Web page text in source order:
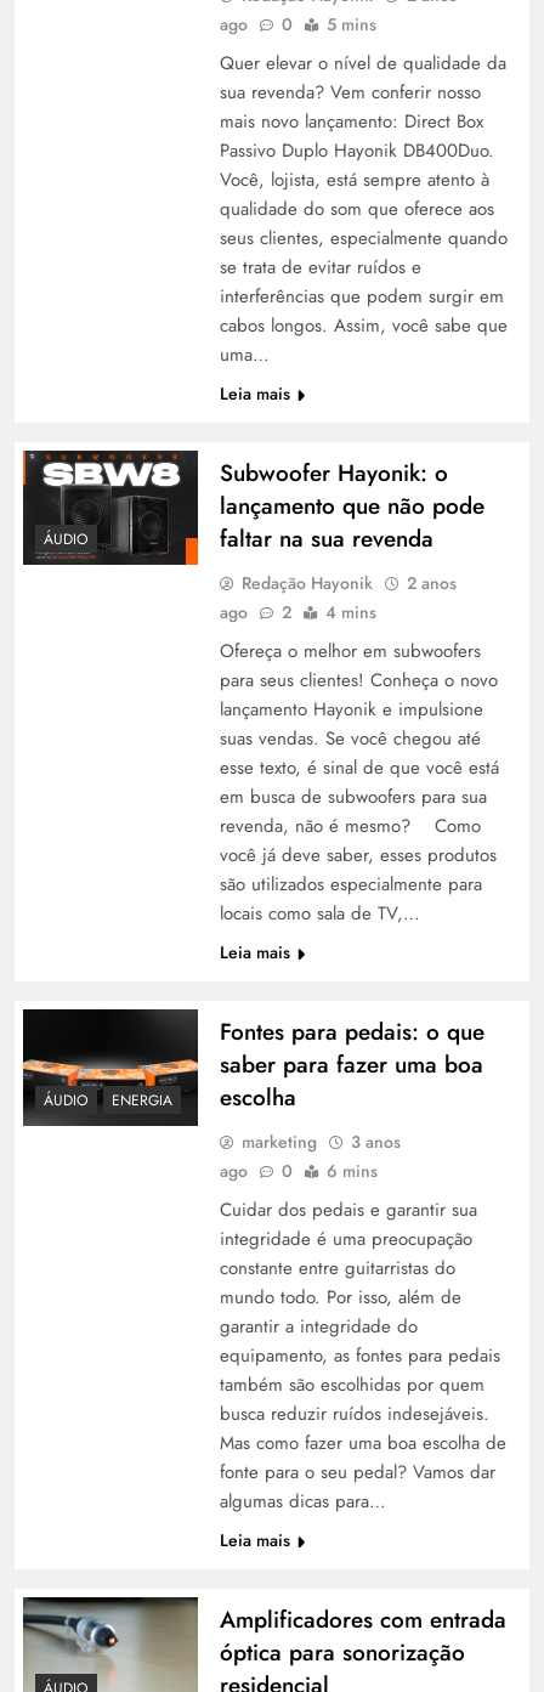
ago
0 5 mins
Quer elevar o nível de qualidade da
sua revenda? Vem conferir nosso
mais novo lançamento: Direct Box
Passivo Duplo Hayonik DB400Duo.
Você, lojista, está sempre atento à
qualidade do som que oferece aos
seus clientes, especialmente quando
se trata de evitar ruídos e
interferências que podem surgir em
cabos longos. Assim, você sabe que
uma…
Leia mais
ÁUDIO
Subwoofer Hayonik: o
lançamento que não pode
faltar na sua revenda
Redação Hayonik
2 anos
ago
2 4 mins
Ofereça o melhor em subwoofers
para seus clientes! Conheça o novo
lançamento Hayonik e impulsione
suas vendas. Se você chegou até
esse texto, é sinal de que você está
em busca de subwoofers para sua
revenda, não é mesmo? Como
você já deve saber, esses produtos
são utilizados especialmente para
locais como sala de TV,…
Leia mais
ÁUDIO ENERGIA
Fontes para pedais: o que
saber para fazer uma boa
escolha
marketing
3 anos
ago
0 6 mins
Cuidar dos pedais e garantir sua
integridade é uma preocupação
constante entre guitarristas do
mundo todo. Por isso, além de
garantir a integridade do
equipamento, as fontes para pedais
também são escolhidas por quem
busca reduzir ruídos indesejáveis.
Mas como fazer uma boa escolha de
fonte para o seu pedal? Vamos dar
algumas dicas para…
Leia mais
Amplificadores com entrada
óptica para sonorização
residencial